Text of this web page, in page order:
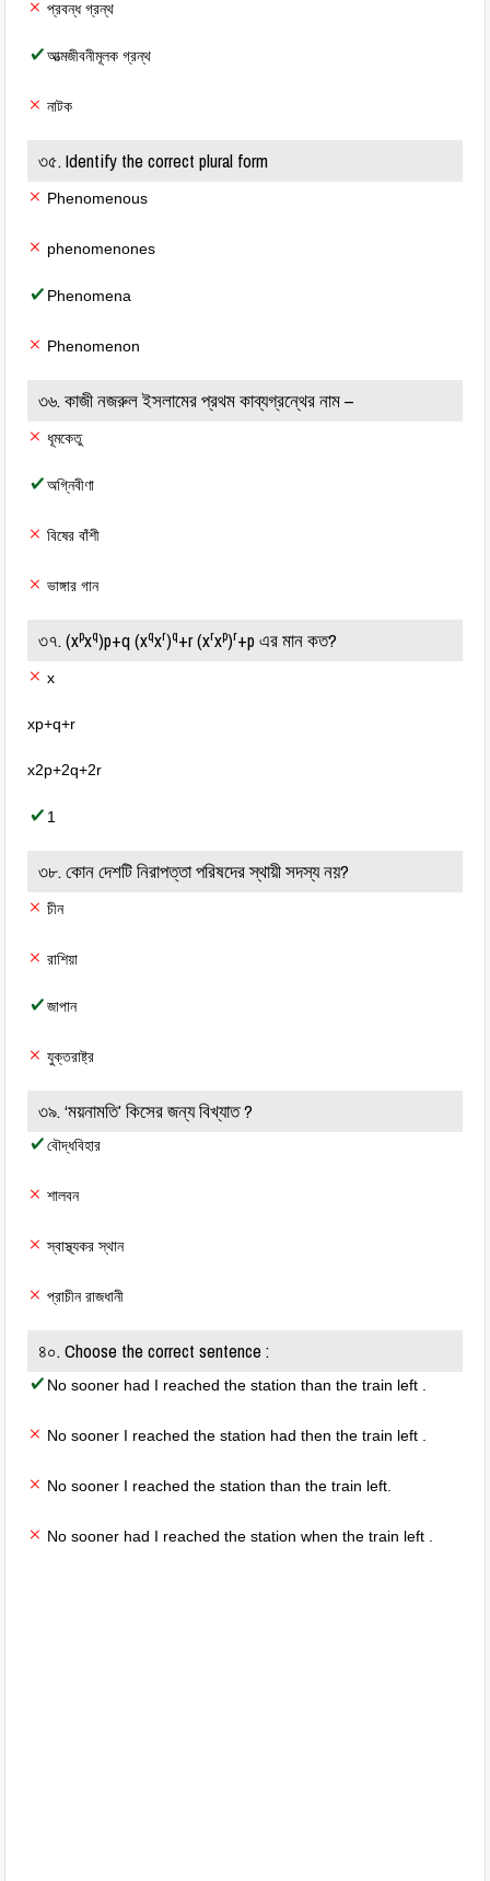
প্রবন্ধ গ্রন্থ
আত্মজীবনীমূলক গ্রন্থ
নাটক
৩৫. Identify the correct plural form
Phenomenous
phenomenones
Phenomena
Phenomenon
৩৬. কাজী নজরুল ইসলামের প্রথম কাব্যগ্রন্থের নাম –
ধূমকেতু
অগ্নিবীণা
বিষের বাঁশী
ভাঙ্গার গান
৩৭. (xpxq)p+q (xqxr)q+r (xrxp)r+p এর মান কত?
x
xp+q+r
x2p+2q+2r
1
৩৮. কোন দেশটি নিরাপত্তা পরিষদের স্থায়ী সদস্য নয়?
চীন
রাশিয়া
জাপান
যুক্তরাষ্ট্র
৩৯. ‘ময়নামতি’ কিসের জন্য বিখ্যাত ?
বৌদ্ধবিহার
শালবন
স্বাস্থ্যকর স্থান
প্রাচীন রাজধানী
৪০. Choose the correct sentence :
No sooner had I reached the station than the train left .
No sooner I reached the station had then the train left .
No sooner I reached the station than the train left.
No sooner had I reached the station when the train left .